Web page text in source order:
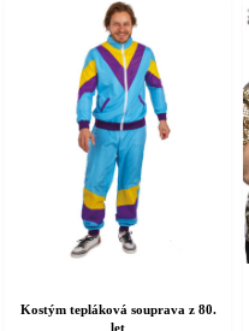
Kostým tepláková souprava z 80.
let